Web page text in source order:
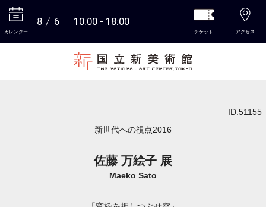
カレンダー
8 6 10:00 18:00
チケット アクセス
ID:51155
新世代への視点2016
佐藤 万絵子 展
Maeko Sato